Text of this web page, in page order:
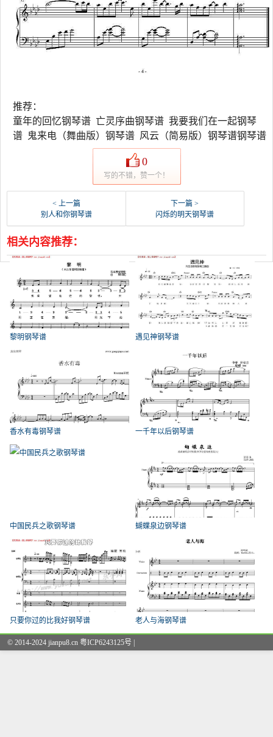
推荐：
童年的回忆钢琴谱 亡灵序曲钢琴谱 我要我们在一起钢琴
谱 鬼来电（舞曲版）钢琴谱 风云（简易版）钢琴谱钢琴谱
0
写的不错，赞一个！
< 上一篇
别人和你钢琴谱
下一篇 >
闪烁的明天钢琴谱
相关内容推荐：
黎明钢琴谱 遇见神钢琴谱
香水有毒钢琴谱 一千年以后钢琴谱
中国民兵之歌钢琴谱 蝴蝶泉边钢琴谱
只要你过的比我好钢琴谱 老人与海钢琴谱
© 2014-2024 jianpu8.cn 粤ICP6243125号 |